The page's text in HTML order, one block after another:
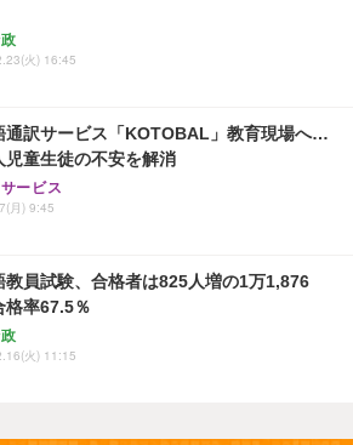
火) 16:45
通訳サービス「KOTOBAL」教育現場へ…
児童生徒の不安を解消
ービス
月) 9:45
教員試験、合格者は825人増の1万1,876
率67.5％
火) 11:15